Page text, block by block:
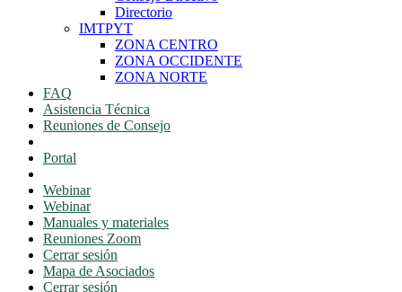
Directorio
IMTPYT
ZONA CENTRO
ZONA OCCIDENTE
ZONA NORTE
FAQ
Asistencia Técnica
Reuniones de Consejo
Portal
Webinar
Webinar
Manuales y materiales
Reuniones Zoom
Cerrar sesión
Mapa de Asociados
Cerrar sesión